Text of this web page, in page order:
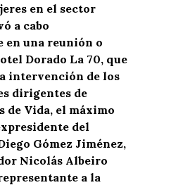
en el sector
a cabo
en una reunión o
Dorado La 70, que
intervención de los
dirigentes de
de Vida, el máximo
del
Gómez Jiménez,
Nicolás Albeiro
a la